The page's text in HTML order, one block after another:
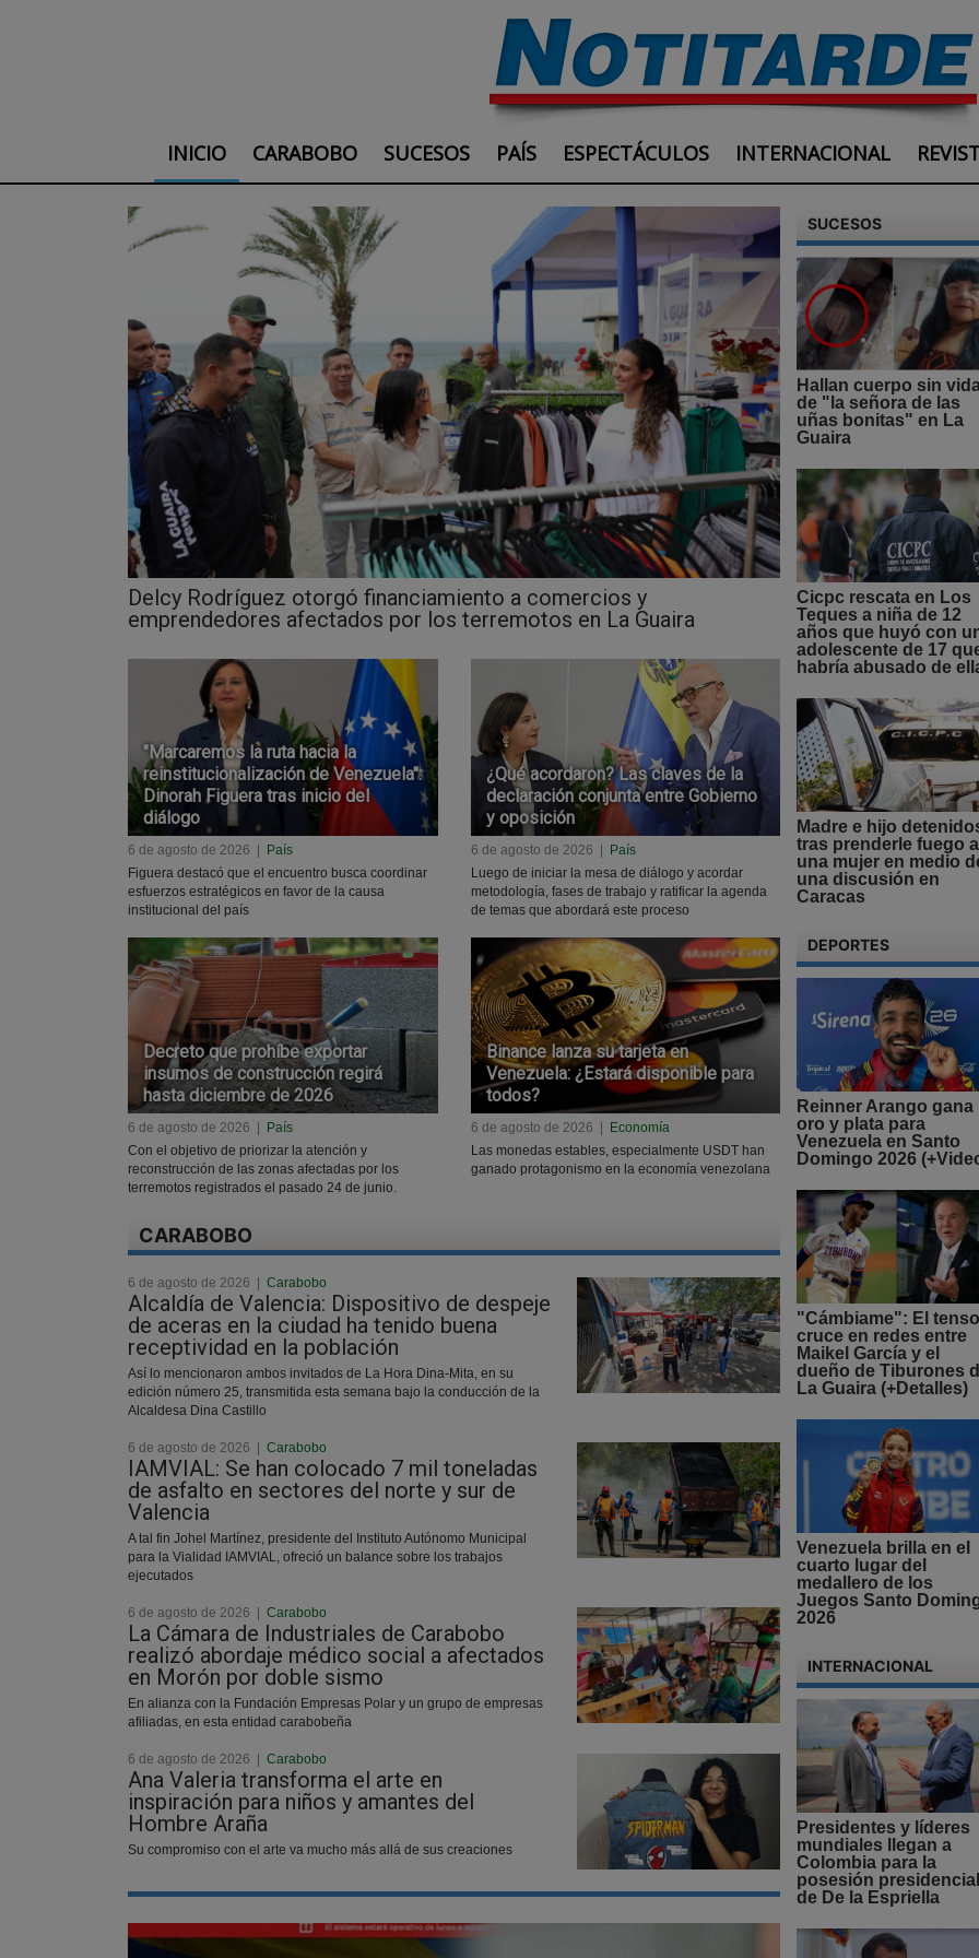
INICIO CARABOBO SUCESOS PAÍS ESPECTÁCULOS INTERNACIONAL
Delcy Rodríguez otorgó financiamiento a comercios y
emprendedores afectados por los terremotos en La Guaira
"Marcaremos la ruta hacia la
reinstitucionalización de Venezuela":
Dinorah Figuera tras inicio del
diálogo
6 de agosto de 2026 | País
Figuera destacó que el encuentro busca coordinar
esfuerzos estratégicos en favor de la causa
institucional del país
¿Qué acordaron? Las claves de la
declaración conjunta entre Gobierno
y oposición
6 de agosto de 2026 | País
Luego de iniciar la mesa de diálogo y acordar
metodología, fases de trabajo y ratificar la agenda
de temas que abordará este proceso
Decreto que prohíbe exportar
insumos de construcción regirá
hasta diciembre de 2026
6 de agosto de 2026
País
Con el objetivo de priorizar la atención y
reconstrucción de las zonas afectadas por los
terremotos registrados el pasado 24 de junio.
Binance lanza su tarjeta en
Venezuela: ¿Estará disponible para
todos?
6 de agosto de 2026
Economía
Las monedas estables, especialmente USDT han
ganado protagonismo en la economía venezolana
CARABOBO
6 de agosto de 2026 Carabobo
Alcaldía de Valencia: Dispositivo de despeje
de aceras en la ciudad ha tenido buena
receptividad en la población
Así lo mencionaron ambos invitados de La Hora Dina-Mita, en su
edición número 25, transmitida esta semana bajo la conducción de la
Alcaldesa Dina Castillo
6 de agosto de 2026 Carabobo
IAMVIAL: Se han colocado 7 mil toneladas
de asfalto en sectores del norte y sur de
Valencia
A tal fin Johel Martínez, presidente del Instituto Autónomo Municipal
para la Vialidad IAMVIAL, ofreció un balance sobre los trabajos
ejecutados
6 de agosto de 2026 Carabobo
La Cámara de Industriales de Carabobo
realizó abordaje médico social a afectados
en Morón por doble sismo
En alianza con la Fundación Empresas Polar y un grupo de empresas
afiliadas, en esta entidad carabobeña
6 de agosto de 2026 Carabobo
Ana Valeria transforma el arte en
inspiración para niños y amantes del
Hombre Araña
Su compromiso con el arte va mucho más allá de sus creaciones
SUCESOS
Hallan cuerpo sin
de "la señora de las
uñas bonitas" en La
Guaira
Cicpc rescata en Los
Teques a niña de 12
años que huyó con
adolescente de 17
habría abusado de
Madre e hijo
tras prenderle fuego a
una mujer en medio
una discusión en
Caracas
DEPORTES
Reinner Arango gana
oro y plata para
Venezuela en Santo
Domingo 2026
"Cámbiame": El tenso
cruce en redes entre
Maikel García y el
dueño de Tiburones
La Guaira (+Detalles)
Venezuela brilla en el
cuarto lugar del
medallero de los
Juegos Santo
2026
INTERNACIONAL
Presidentes y líderes
mundiales llegan a
Colombia para la
posesión presidencial
de De la Espriella